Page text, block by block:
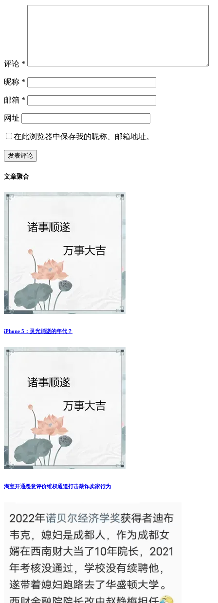
评论 *
昵称 *
邮箱 *
网址
在此浏览器中保存我的昵称、邮箱地址。
文章聚合
iPhone 5：灵光消逝的年代？
淘宝开通恶意评价维权通道打击敲诈卖家行为